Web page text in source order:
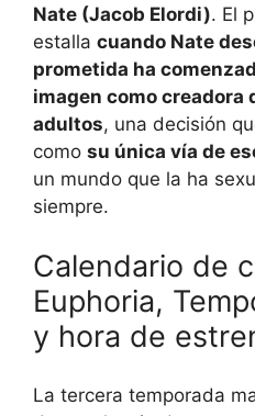
Nate (Jacob Elordi). El
estalla cuando Nate
prometida ha
imagen como creadora
adultos, una decisión
como su única vía de
un mundo que la ha
siempre.
Calendario de
Euphoria,
y hora de
La tercera temporada